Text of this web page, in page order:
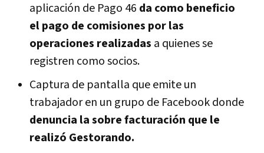
aplicación de Pago 46 da como beneficio
el pago de comisiones por las
operaciones realizadas a quienes se
registren como socios.
Captura de pantalla que emite un
trabajador en un grupo de Facebook donde
denuncia la sobre facturación que le
realizó Gestorando.